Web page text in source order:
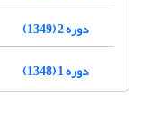
دوره 2 (1349)
دوره 1 (1348)